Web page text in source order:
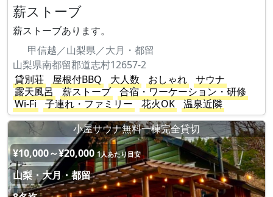
薪ストーブ
薪ストーブあります。
甲信越／山梨県／大月・都留
山梨県南都留郡道志村12657-2
貸別荘
屋根付BBQ 大人数 おしゃれ
サウナ
露天風呂
薪ストーブ
合宿・ワーケーション・研修
Wi-Fi
子連れ・ファミリー 花火OK
温泉近隣
小屋サウナ無料一棟完全貸切
¥10,000～¥20,000 1人あたり目安
山梨・大月・都留